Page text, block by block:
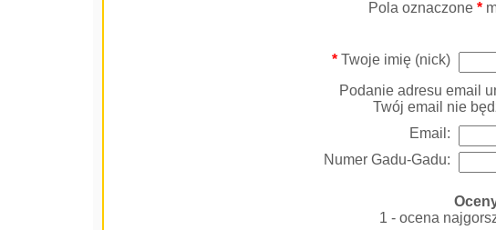
Pola oznaczone *
*Twoje imię (nick)
Podanie adresu email
Twój email nie
Email:
Numer Gadu-Gadu:
1 - ocena